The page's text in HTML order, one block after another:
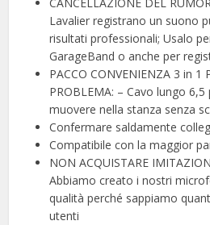
CANCELLAZIONE DEL
Lavalier registrano un suono
risultati professionali; Usalo
GarageBand o anche per
PACCO CONVENIENZA 3 in 1
PROBLEMA: – Cavo lungo
muovere nella stanza senza
Confermare saldamente
Compatibile con la maggior
NON ACQUISTARE
Abbiamo creato i nostri
qualità perché sappiamo
utenti